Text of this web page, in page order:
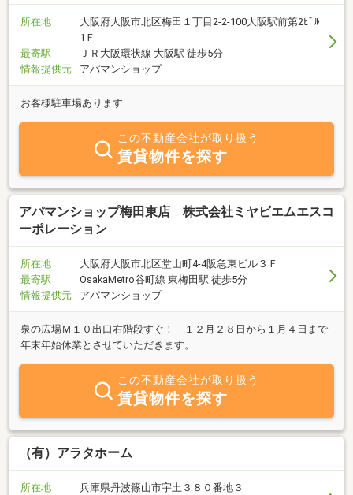
所在地
大阪府大阪市北区梅田１丁目2-2-100大阪駅前第2ﾋﾞﾙ
1Ｆ
最寄駅
ＪＲ大阪環状線 大阪駅 徒歩5分
情報提供元
アパマンショップ
お客様駐車場あります
この不動産会社が取り扱う
賃貸物件を探す
アパマンショップ梅田東店 株式会社ミヤビエムエスコ
ーポレーション
所在地
大阪府大阪市北区堂山町4-4阪急東ビル３Ｆ
最寄駅
OsakaMetro谷町線 東梅田駅 徒歩5分
情報提供元
アパマンショップ
泉の広場Ｍ１０出口右階段すぐ！ １２月２８日から１月４日まで
年末年始休業とさせていただきます。
この不動産会社が取り扱う
賃貸物件を探す
（有）アラタホーム
所在地
兵庫県丹波篠山市宇土３８０番地３